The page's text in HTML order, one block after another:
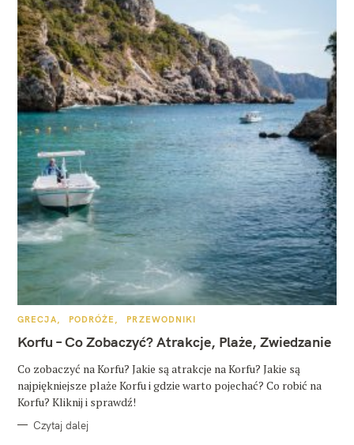
K
T
E
O
R
I
GRECJA PODRÓŻE PRZEWODNIKI
Korfu – Co Zobaczyć? Atrakcje, Plaże, Zwiedzanie
Co zobaczyć na Korfu? Jakie są atrakcje na Korfu? Jakie są
najpiękniejsze plaże Korfu i gdzie warto pojechać? Co robić na
Korfu? Kliknij i sprawdź!
Czytaj dalej